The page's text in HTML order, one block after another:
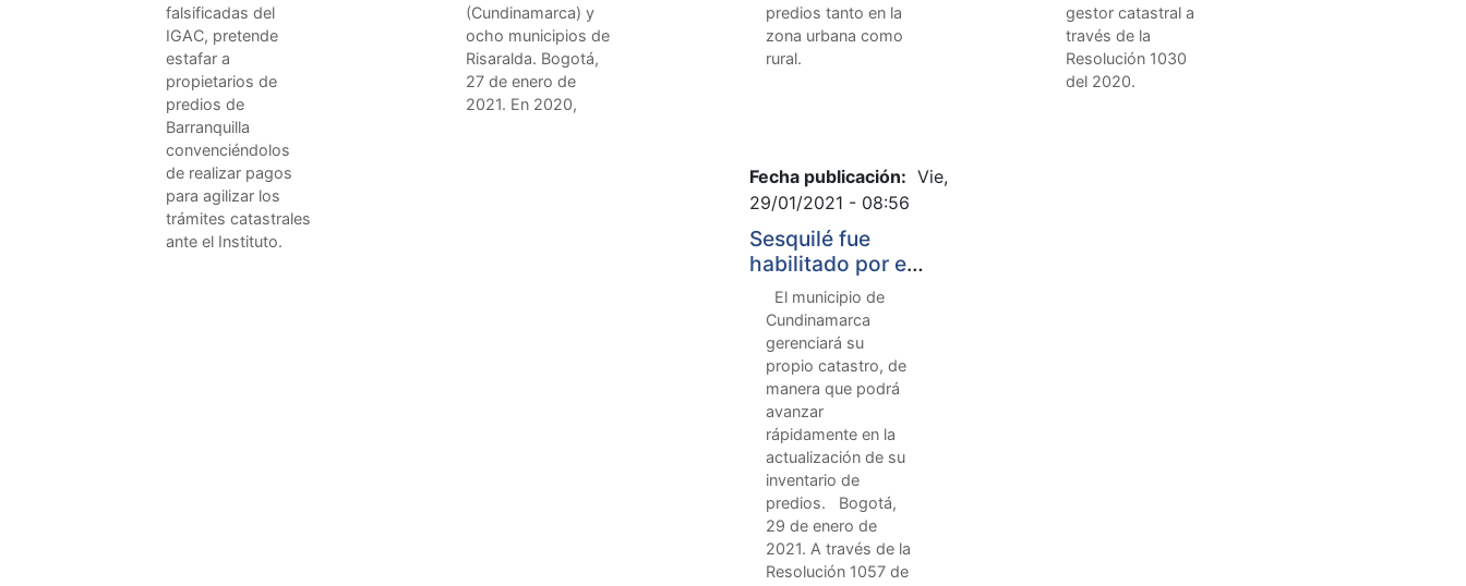
falsificadas del
IGAC, pretende
estafar a
propietarios de
predios de
Barranquilla
convenciéndolos
de realizar pagos
para agilizar los
trámites catastrales
ante el Instituto.
(Cundinamarca) y
ocho municipios de
Risaralda. Bogotá,
27 de enero de
2021. En 2020,
predios tanto en la
zona urbana como
rural.
gestor catastral a
través de la
Resolución 1030
del 2020.
Fecha publicación: Vie,
29/01/2021 - 08:56
Sesquilé fue
habilitado por el
IGAC como
gestor catastral
El municipio de
Cundinamarca
gerenciará su
propio catastro, de
manera que podrá
avanzar
rápidamente en la
actualización de su
inventario de
predios. Bogotá,
29 de enero de
2021. A través de la
Resolución 1057 de